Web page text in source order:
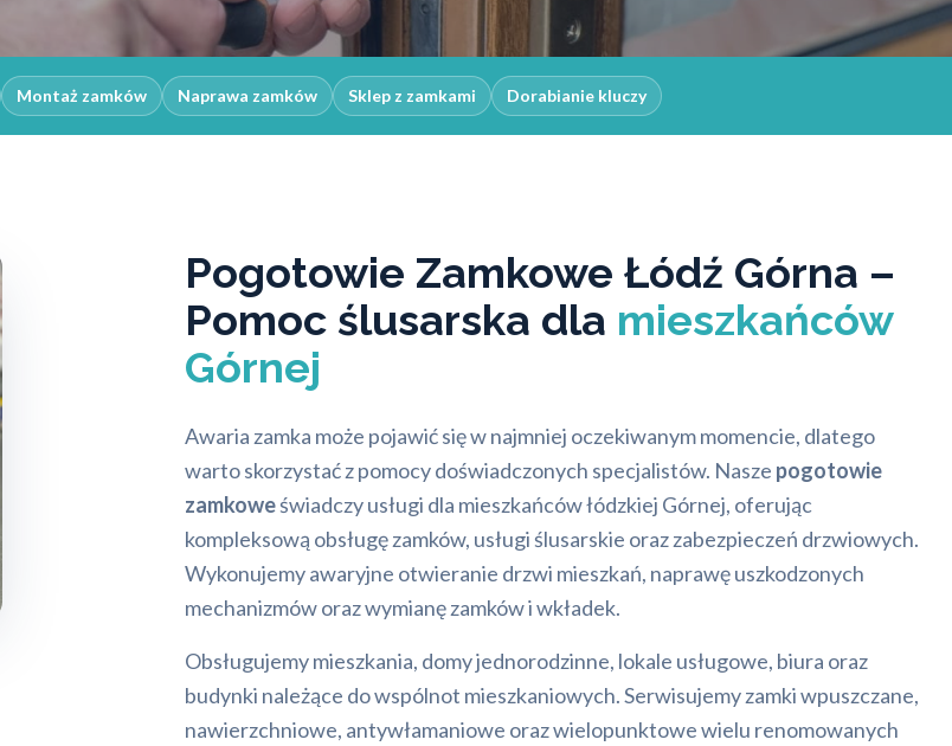
Montaż zamków Naprawa zamków Sklep z zamkami Dorabianie kluczy
Pogotowie Zamkowe Łódź Górna –
Pomoc ślusarska dla mieszkańców
Górnej
Awaria zamka może pojawić się w najmniej oczekiwanym momencie, dlatego
warto skorzystać z pomocy doświadczonych specjalistów. Nasze pogotowie
zamkoweświadczy usługi dla mieszkańców łódzkiej Górnej, oferując
kompleksową obsługę zamków, usługi ślusarskie oraz zabezpieczeń drzwiowych.
Wykonujemy awaryjne otwieranie drzwi mieszkań, naprawę uszkodzonych
mechanizmów oraz wymianę zamków i wkładek.
Obsługujemy mieszkania, domy jednorodzinne, lokale usługowe, biura oraz
budynki należące do wspólnot mieszkaniowych. Serwisujemy zamki wpuszczane,
nawierzchniowe, antywłamaniowe oraz wielopunktowe wielu renomowanych